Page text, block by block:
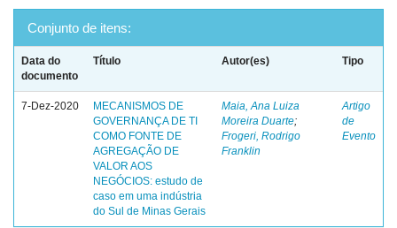
Conjunto de itens:
Data do
documento
Título Autor(es) Tipo
7-Dez-2020
MECANISMOS DE
GOVERNANÇA DE TI
COMO FONTE DE
AGREGAÇÃO DE
VALOR AOS
NEGÓCIOS: estudo de
caso em uma indústria
do Sul de Minas Gerais
Maia, Ana Luiza
Moreira Duarte;
Frogeri, Rodrigo
Franklin
Artigo
de
Evento